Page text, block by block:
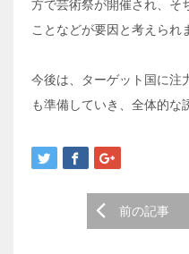
方で芸術祭が開催され、そ
ことなどが要因と考えられ
今後は、ターゲット国に注
も準備していき、全体的な
Post navigation
前の記事